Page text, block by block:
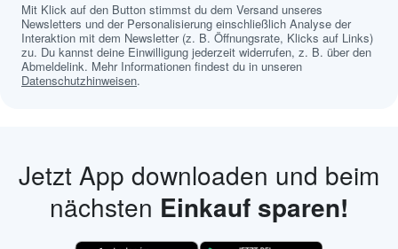
Mit Klick auf den Button stimmst du dem Versand unseres
Newsletters und der Personalisierung einschließlich Analyse der
Interaktion mit dem Newsletter (z. B. Öffnungsrate, Klicks auf Links)
zu. Du kannst deine Einwilligung jederzeit widerrufen, z. B. über den
Abmeldelink. Mehr Informationen findest du in unseren
Datenschutzhinweisen.
Jetzt App downloaden und beim
nächsten Einkauf sparen!